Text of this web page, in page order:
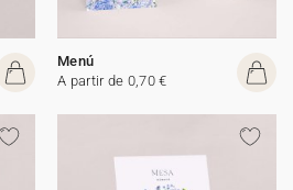
Menú
A partir de 0,70 €